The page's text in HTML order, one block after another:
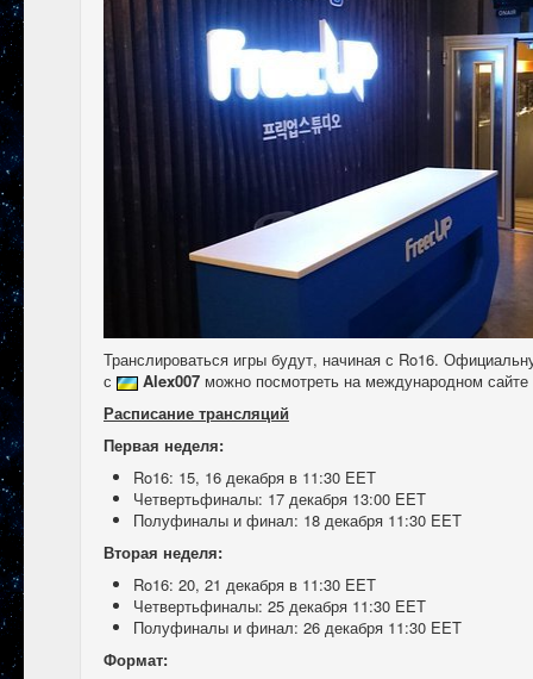
Транслироваться игры будут, начиная с Ro16.
с
Alex007 можно посмотреть на международном сайте
Расписание трансляций
Первая неделя:
Ro16: 15, 16 декабря в 11:30 EET
Четвертьфиналы: 17 декабря 13:00 EET
Полуфиналы и финал: 18 декабря 11:30 EET
Вторая неделя:
Ro16: 20, 21 декабря в 11:30 EET
Четвертьфиналы: 25 декабря 11:30 EET
Полуфиналы и финал: 26 декабря 11:30 EET
Формат: